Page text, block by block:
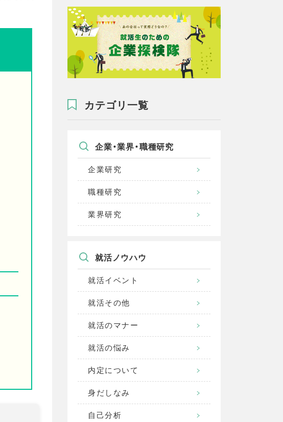
カテゴリ一覧
企業・業界・職種研究
企業研究
職種研究
業界研究
就活ノウハウ
就活イベント
就活その他
就活のマナー
就活の悩み
内定について
身だしなみ
自己分析